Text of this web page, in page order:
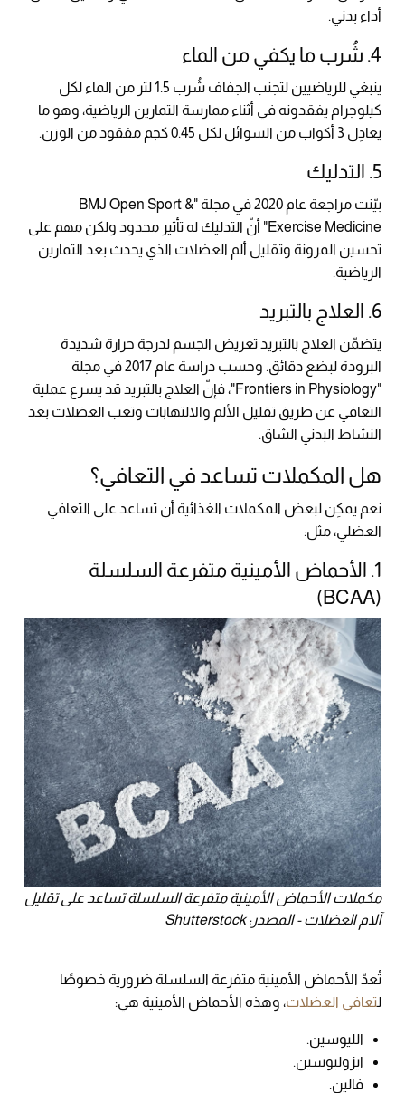
أداء بدني.
4. شُرب ما يكفي من الماء
ينبغي للرياضيين لتجنب الجفاف شُرب 1.5 لتر من الماء لكل
كيلوجرام يفقدونه في أثناء ممارسة التمارين الرياضية، وهو ما
يعادِل 3 أكواب من السوائل لكل 0.45 كجم مفقود من الوزن.
5. التدليك
بيّنت مراجعة عام 2020 في مجلة "BMJ Open Sport &
Exercise Medicine" أنّ التدليك له تأثير محدود ولكن مهم على
تحسين المرونة وتقليل ألم العضلات الذي يحدث بعد التمارين
الرياضية.
6. العلاج بالتبريد
يتضمّن العلاج بالتبريد تعريض الجسم لدرجة حرارة شديدة
البرودة لبضع دقائق. وحسب دراسة عام 2017 في مجلة
"Frontiers in Physiology"، فإنّ العلاج بالتبريد قد يسرع عملية
التعافي عن طريق تقليل الألم والالتهابات وتعب العضلات بعد
النشاط البدني الشاق.
هل المكملات تساعد في التعافي؟
نعم يمكِن لبعض المكملات الغذائية أن تساعد على التعافي
العضلي، مثل:
1. الأحماض الأمينية متفرعة السلسلة
(BCAA)
مكملات الأحماض الأمينية متفرعة السلسلة تساعد على تقليل
آلام العضلات - المصدر: Shutterstock
تُعدّ الأحماض الأمينية متفرعة السلسلة ضرورية خصوصًا
لتعافي العضلات، وهذه الأحماض الأمينية هي:
الليوسين.
ايزوليوسين.
فالين.